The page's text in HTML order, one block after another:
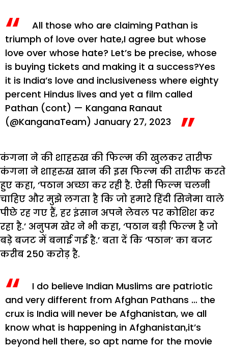
All those who are claiming Pathan is
triumph of love over hate,I agree but whose
love over whose hate? Let’s be precise, whose
is buying tickets and making it a success?Yes
it is India’s love and inclusiveness where eighty
percent Hindus lives and yet a film called
Pathan (cont) — Kangana Ranaut
(@KanganaTeam) January 27, 2023
कंगना ने की शाहरुख की फिल्म की खुलकर तारीफ
कंगना ने शाहरुख खान की इस फिल्म की तारीफ करते
हुए कहा, ‘पठान अच्छा कर रही है. ऐसी फिल्म चलनी
चाहिए और मुझे लगता है कि जो हमारे हिंदी सिनेमा वाले
पीछे रह गए हैं, हर इंसान अपने लेवल पर कोशिश कर
रहा है.’ अनुपम खेर ने भी कहा, ‘पठान बड़ी फिल्म है जो
बड़े बजट में बनाई गई है.’ बता दें कि ‘पठान’ का बजट
करीब 250 करोड़ है.
I do believe Indian Muslims are patriotic
and very different from Afghan Pathans … the
crux is India will never be Afghanistan, we all
know what is happening in Afghanistan,it’s
beyond hell there, so apt name for the movie